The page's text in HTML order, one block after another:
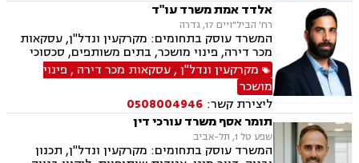
אלדד אמת משרד עו"ד
רח' הביל"ויים 17, גדרה
המשרד עוסק בתחומים: מקרקעין ונדל"ן, עסקאות
מכר דירה, פינוי מושכר, בתים משותפים, סכסוכי
שכנים, ירושות וצוואות, אזרחי מסחרי, הוצאה לפועל,
גביית חובות
מקרקעין ונדל"ן,עסקאות מכר דירה , פינוי
מושכר
ליצירת קשר: 0508004946
תומר אסף משרד עורכי דין
שפע טל 1, תל-אביב
המשרד עוסק בתחומים: מקרקעין ונדל"ן, תכנון